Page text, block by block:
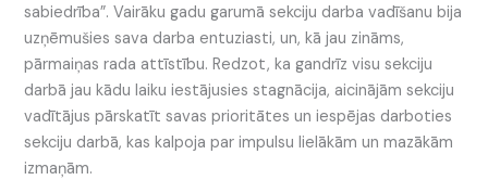
sabiedrība”. Vairāku gadu garumā sekciju darba vadīšanu bija
uzņēmušies sava darba entuziasti, un, kā jau zināms,
pārmaiņas rada attīstību. Redzot, ka gandrīz visu sekciju
darbā jau kādu laiku iestājusies stagnācija, aicinājām sekciju
vadītājus pārskatīt savas prioritātes un iespējas darboties
sekciju darbā, kas kalpoja par impulsu lielākām un mazākām
izmaņām.